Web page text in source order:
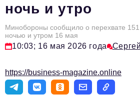
Персона номера
Инфраструктура развития
Технологии и тренды
Импортозамещение
ночь и утро
Минобороны сообщило о перехвате 151
ночью и утром 16 мая
10:03; 16 мая 2026 года
https://business-magazine.online